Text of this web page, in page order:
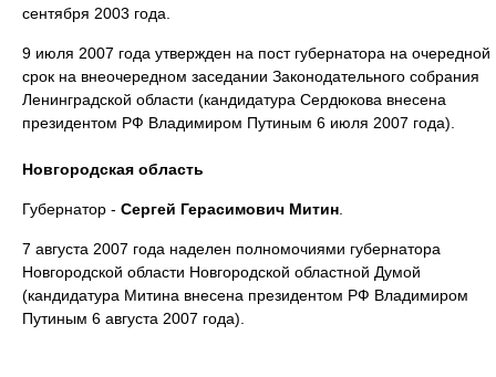
сентября 2003 года.
9 июля 2007 года утвержден на пост губернатора на очередной
срок на внеочередном заседании Законодательного собрания
Ленинградской области (кандидатура Сердюкова внесена
президентом РФ Владимиром Путиным 6 июля 2007 года).
Новгородская область
Губернатор - Сергей Герасимович Митин
7 августа 2007 года наделен полномочиями губернатора
Новгородской области Новгородской областной Думой
(кандидатура Митина внесена президентом РФ Владимиром
Путиным 6 августа 2007 года).